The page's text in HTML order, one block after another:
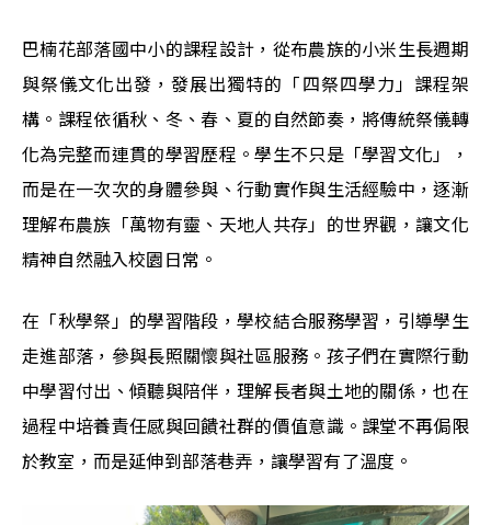
巴楠花部落國中小的課程設計，從布農族的小米生長週期
與祭儀文化出發，發展出獨特的「四祭四學力」課程架
構。課程依循秋、冬、春、夏的自然節奏，將傳統祭儀轉
化為完整而連貫的學習歷程。學生不只是「學習文化」，
而是在一次次的身體參與、行動實作與生活經驗中，逐漸
理解布農族「萬物有靈、天地人共存」的世界觀，讓文化
精神自然融入校園日常。
在「秋學祭」的學習階段，學校結合服務學習，引導學生
走進部落，參與長照關懷與社區服務。孩子們在實際行動
中學習付出、傾聽與陪伴，理解長者與土地的關係，也在
過程中培養責任感與回饋社群的價值意識。課堂不再侷限
於教室，而是延伸到部落巷弄，讓學習有了溫度。